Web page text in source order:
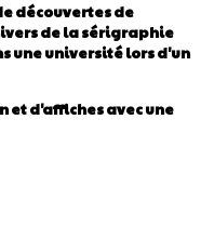
découvertes de
de la sérigraphie
une université lors d'un
et d'affiches avec une